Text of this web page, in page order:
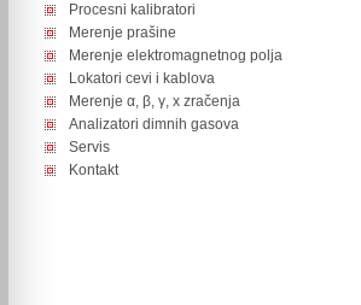
Procesni kalibratori
Merenje prašine
Merenje elektromagnetnog polja
Lokatori cevi i kablova
Merenje α, β, γ, x zračenja
Analizatori dimnih gasova
Servis
Kontakt